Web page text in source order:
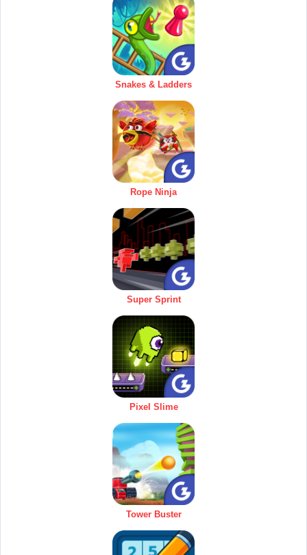
Snakes & Ladders
Rope Ninja
Super Sprint
Pixel Slime
Tower Buster